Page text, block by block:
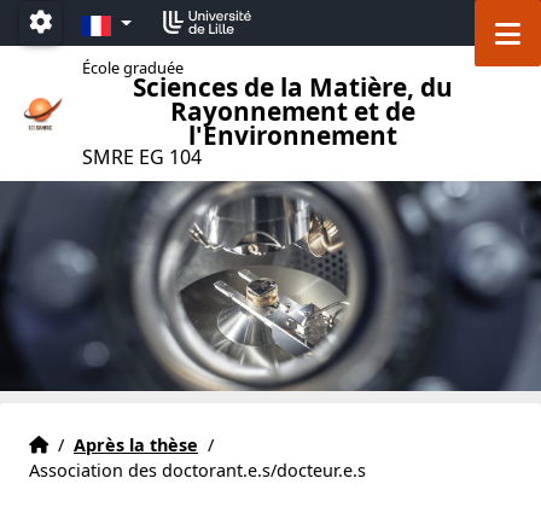
Accéder au menu principal
Accéder au contenu
Paramétrage
FR
École graduée
Sciences de la Matière, du
Rayonnement et de
l'Environnement
SMRE EG 104
Accueil
Accueil
/ Après la thèse /
Association des doctorant.e.s/docteur.e.s